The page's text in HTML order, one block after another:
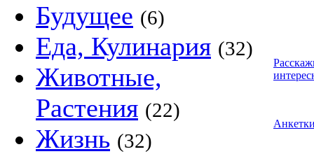
Будущее (6)
Еда, Кулинария (32)
Животные,
Растения (22)
Жизнь (32)